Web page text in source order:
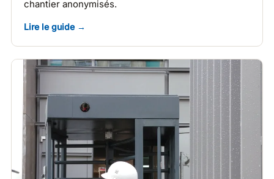
chantier anonymisés.
Lire le guide →